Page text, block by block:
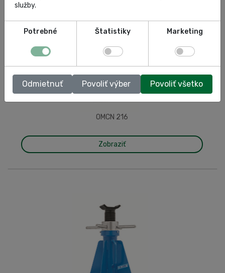
OMCN 216
Zobraziť
služby.
Potrebné Štatistiky Marketing
Odmietnuť Povoliť výber Povoliť všetko